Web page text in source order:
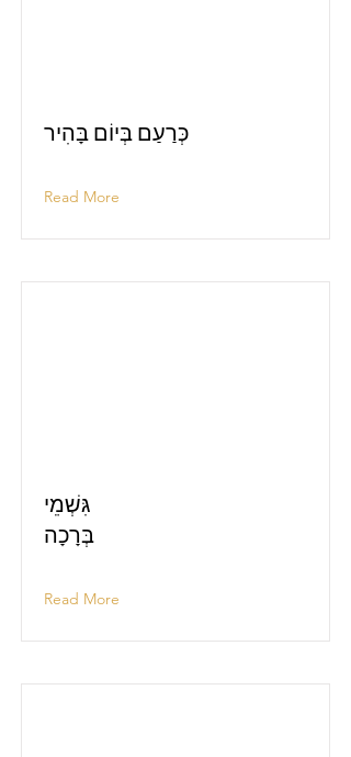
כְּרַעַם בְּיוֹם בָּהִיר
Read More
גִּשְׁמֵי
בְּרָכָה
Read More